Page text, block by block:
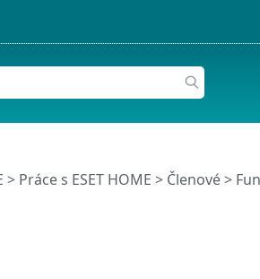
> Práce s ESET HOME > Členové>